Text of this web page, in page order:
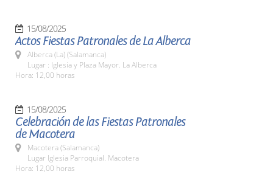
15/08/2025
Actos Fiestas Patronales de La Alberca
Alberca (La) (Salamanca)
Lugar : Iglesia y Plaza Mayor. La Alberca
Hora: 12,00 horas
15/08/2025
Celebración de las Fiestas Patronales
de Macotera
Macotera (Salamanca)
Lugar Iglesia Parroquial. Macotera
Hora: 12,00 horas